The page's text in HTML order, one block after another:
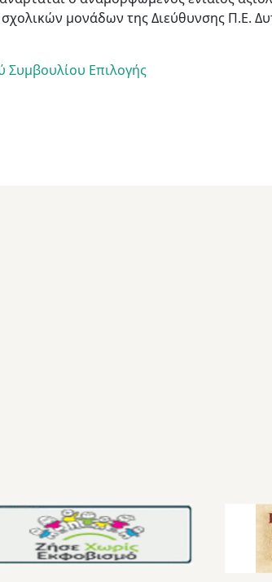
μονάδων της Διεύθυνσης Π.Ε.
Συμβουλίου Επιλογής